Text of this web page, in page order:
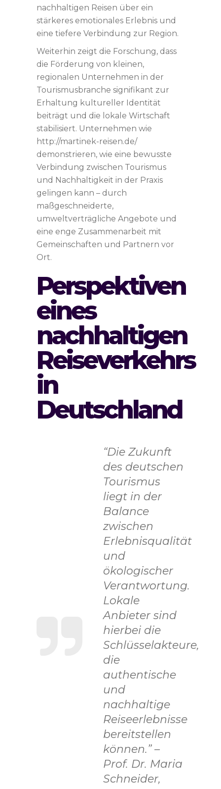
nachhaltigen Reisen über ein
stärkeres emotionales Erlebnis und
eine tiefere Verbindung zur Region.
Weiterhin zeigt die Forschung, dass
die Förderung von kleinen,
regionalen Unternehmen in der
Tourismusbranche signifikant zur
Erhaltung kultureller Identität
beiträgt und die lokale Wirtschaft
stabilisiert. Unternehmen wie
http://martinek-reisen.de/
demonstrieren, wie eine bewusste
Verbindung zwischen Tourismus
und Nachhaltigkeit in der Praxis
gelingen kann – durch
maßgeschneiderte,
umweltverträgliche Angebote und
eine enge Zusammenarbeit mit
Gemeinschaften und Partnern vor
Ort.
Perspektiven
eines
nachhaltigen
Reiseverkehrs
in
Deutschland
“Die Zukunft
des deutschen
Tourismus
liegt in der
Balance
zwischen
Erlebnisqualität
und
ökologischer
Verantwortung.
Lokale
Anbieter sind
hierbei die
Schlüsselakteure,
die
authentische
und
nachhaltige
Reiseerlebnisse
bereitstellen
können.” –
Prof. Dr. Maria
Schneider,